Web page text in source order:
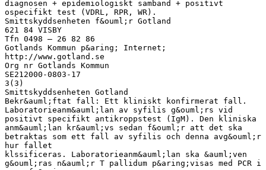
diagnosen + epidemiologiskt samband + positivt
ospecifikt test (VDRL, RPR, WR).
Smittskyddsenheten f&ouml;r Gotland
621 84 VISBY
Tfn 0498 – 26 82 86
Gotlands Kommun p&aring; Internet;
http://www.gotland.se
Org nr Gotlands Kommun
SE212000-0803-17
3(3)
Smittskyddsenheten Gotland
Bekr&auml;ftat fall: Ett kliniskt konfirmerat fall.
Laboratorieanm&auml;lan av syfilis g&ouml;rs vid
positivt specifikt antikroppstest (IgM). Den kliniska
anm&auml;lan kr&auml;vs sedan f&ouml;r att det ska
betraktas som ett fall av syfilis och denna avg&ouml;r
hur fallet
klssificeras. Laboratorieanm&auml;lan ska &auml;ven
g&ouml;ras n&auml;r T pallidum p&aring;visas med PCR i